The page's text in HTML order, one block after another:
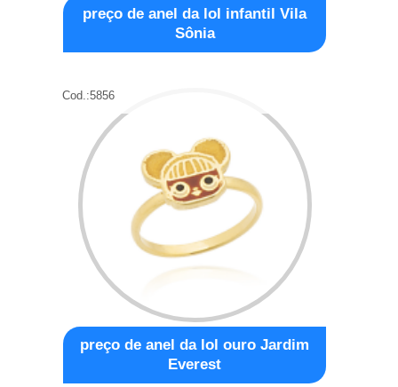
preço de anel da lol infantil Vila
Sônia
Cod.:5856
preço de anel da lol ouro Jardim
Everest